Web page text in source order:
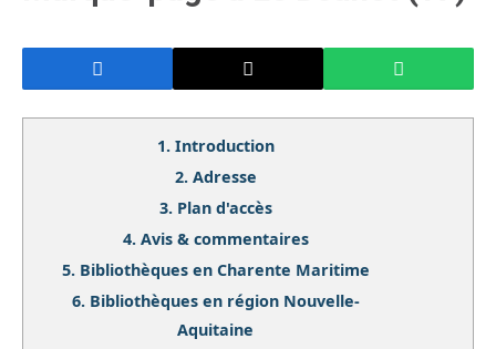
1. Introduction
2. Adresse
3. Plan d'accès
4. Avis & commentaires
5. Bibliothèques en Charente Maritime
6. Bibliothèques en région Nouvelle-
Aquitaine